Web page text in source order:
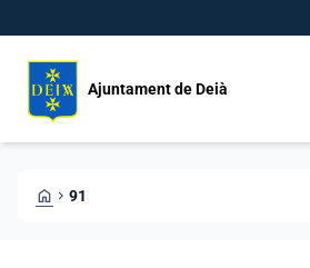
Ajuntament de Deià
HOME CHEVRON_RIGHT 91